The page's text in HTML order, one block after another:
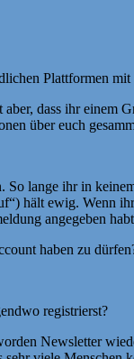
Plattformen
dass ihr einem
über euch
lange ihr in
hält ewig. Wenn
angegeben
haben zu
registrierst?
Newsletter